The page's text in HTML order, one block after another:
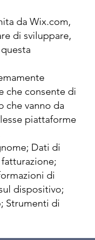
da Wix.com,
di sviluppare,
che consente di
che vanno da
piattaforme
Dati di
di
dispositivo;
Strumenti di